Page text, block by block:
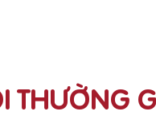
THƯỜNG